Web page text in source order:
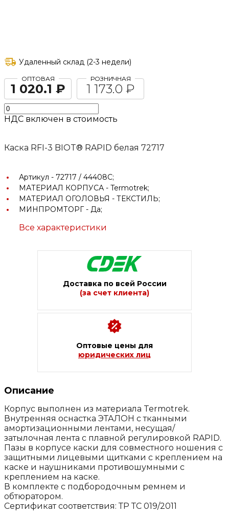
Удаленный склад (2-3 недели)
ОПТОВАЯ
1 020.1 ₽
РОЗНИЧНАЯ
1 173.0 ₽
НДС включен в стоимость
Каска RFI-3 BIOT® RAPID белая 72717
Артикул - 72717 / 44408С;
МАТЕРИАЛ КОРПУСА - Termotrek;
МАТЕРИАЛ ОГОЛОВЬЯ - ТЕКСТИЛЬ;
МИНПРОМТОРГ - Да;
Все характеристики
Доставка по всей России
(за счет клиента)
Оптовые цены для
юридических лиц
Описание
Корпус выполнен из материала Termotrek.
Внутренняя оснастка ЭТАЛОН с тканными
амортизационными лентами, несущая/
затылочная лента с плавной регулировкой RAPID.
Пазы в корпусе каски для совместного ношения с
защитными лицевыми щитками с креплением на
каске и наушниками противошумными с
креплением на каске.
В комплекте с подбородочным ремнем и
обтюратором.
Сертификат соответствия: ТР ТС 019/2011